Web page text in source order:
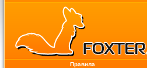
Правила